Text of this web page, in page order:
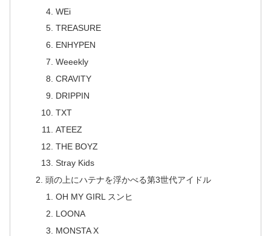
WEi
TREASURE
ENHYPEN
Weeekly
CRAVITY
DRIPPIN
TXT
ATEEZ
THE BOYZ
Stray Kids
頭の上にハテナを浮かべる第3世代アイドル
OH MY GIRL スンヒ
LOONA
MONSTA X